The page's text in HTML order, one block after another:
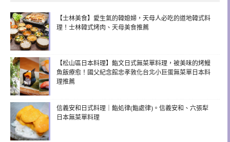
【士林美食】愛生氣的韓媳婦，天母人必吃的道地韓式料
理！士林韓式烤肉、天母美食推薦
【松山區日本料理】鮨文日式無菜單料理，被美味的烤鰻
魚飯療愈！國父紀念館忠孝敦化台北小巨蛋無菜單日本料
理推薦
信義安和日式料理｜鮨処律(鮨處律)。信義安和、六張犁
日本無菜單料理